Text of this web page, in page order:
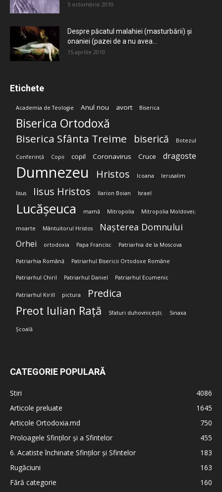
5 octombrie 2010
Despre păcatul malahiei (masturbării) şi
onaniei (pazei de a nu avea...
15 aprilie 2010
Etichete
Academia de Teologie Anul nou avort Biserica
Biserica Ortodoxă
Biserica Sfânta Treime biserică Botezul
Conferință Copii copil Coronavirus Cruce dragoste
Dumnezeu Hristos Icoana Ierusalim
Iisus Iisus Hristos Ilarion Boian Israel
Lucășeuca mamă Mitropolia Mitropolia Moldovei;
moarte Mântuitorul Hristos Nașterea Domnului
Orhei ortodoxia Papa Francisc Patriarhia de la Moscova
Patriarhia Română Patriarhul Bisericii Ortodoxe Române
Patriarhul Chiril Patriarhul Daniel Patriarhul Ecumenic
Patriarhul Kirill pictura Predica
Preot Iulian Rață Sfaturi duhovnicești; Sinaxa
Școală
CATEGORIE POPULARĂ
Stiri
4086
Articole preluate
1645
Articole Ortodoxia.md
750
Proloagele Sfinților și a Sfintelor
455
6. Acatiste închinate Sfinților și Sfintelor
183
Rugăciuni
163
Fără categorie
160